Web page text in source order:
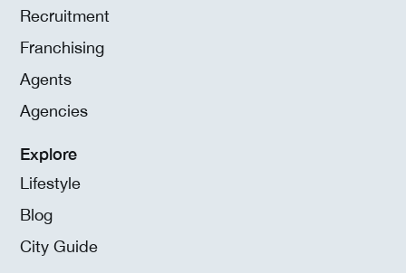
Recruitment
Franchising
Agents
Agencies
Explore
Lifestyle
Blog
City Guide